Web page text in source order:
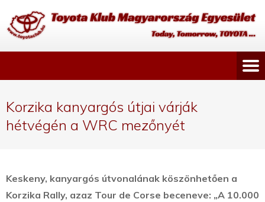
Korzika kanyargós útjai várják
hétvégén a WRC mezőnyét
Keskeny, kanyargós útvonalának köszönhetően a
Korzika Rally, azaz Tour de Corse beceneve: „A 10.000